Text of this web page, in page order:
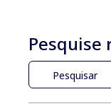
Pesquise